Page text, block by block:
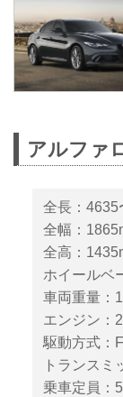
アルファ
全長：4635
全幅：
全高：
ホイールベ
車両重量：
エンジン：
駆動方式：
トランスミ
乗車定員：